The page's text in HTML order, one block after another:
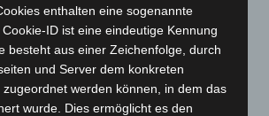
enthalten eine sogenannte
ID ist eine eindeutige Kennung
besteht aus einer Zeichenfolge, durch
und Server dem konkreten
werden können, in dem das
wurde. Dies ermöglicht es den